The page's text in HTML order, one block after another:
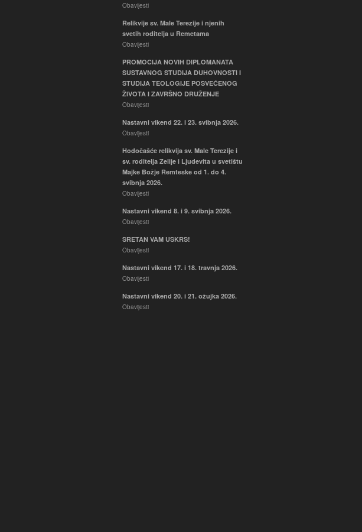
Obavijesti
Relikvije sv. Male Terezije i njenih
svetih roditelja u Remetama
Obavijesti
PROMOCIJA NOVIH DIPLOMANATA
SUSTAVNOG STUDIJA DUHOVNOSTI I
STUDIJA TEOLOGIJE POSVEĆENOG
ŽIVOTA I ZAVRŠNO DRUŽENJE
Obavijesti
Nastavni vikend 22. i 23. svibnja 2026.
Obavijesti
Hodočašće relikvija sv. Male Terezije i
sv. roditelja Zelije i Ljudevita u svetištu
Majke Božje Remteske od 1. do 4.
svibnja 2026.
Obavijesti
Nastavni vikend 8. i 9. svibnja 2026.
Obavijesti
SRETAN VAM USKRS!
Obavijesti
Nastavni vikend 17. i 18. travnja 2026.
Obavijesti
Nastavni vikend 20. i 21. ožujka 2026.
Obavijesti